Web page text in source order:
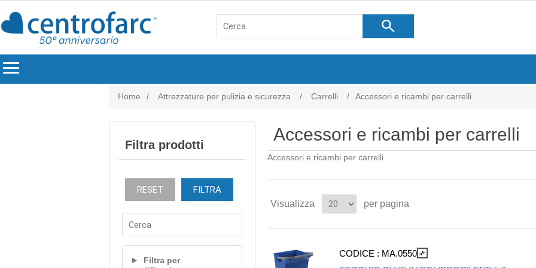
search
menu
Home / Attrezzature per pulizia e sicurezza / Carrelli / Accessori e ricambi per carrelli
Filtra prodotti
RESET FILTRA
Filtra per
Accessori e ricambi per carrelli
Accessori e ricambi per carrelli
Visualizza per pagina
CODICE : MA.0550 compare_arrows